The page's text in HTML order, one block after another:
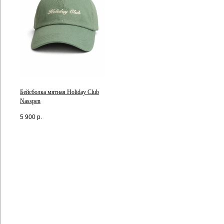
Бейсболка мятная Holiday Club
Nasspen
5 900 р.